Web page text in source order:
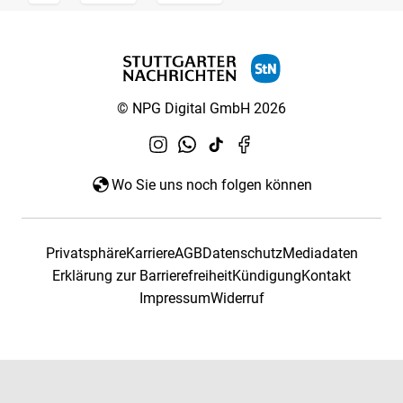
© NPG Digital GmbH 2026
Wo Sie uns noch folgen können
PrivatsphäreKarriereAGBDatenschutzMediadaten
Erklärung zur BarrierefreiheitKündigungKontakt
ImpressumWiderruf